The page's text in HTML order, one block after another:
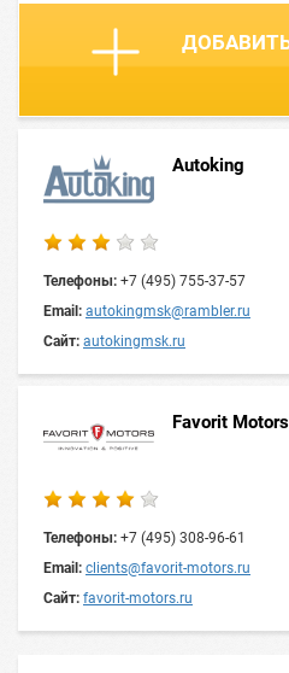
Autoking
Телефоны: +7 (495) 755-37-57
Email: autokingmsk@rambler.ru
Сайт: autokingmsk.ru
Favorit Motors
Телефоны: +7 (495) 308-96-61
Email: clients@favorit-motors.ru
Сайт: favorit-motors.ru